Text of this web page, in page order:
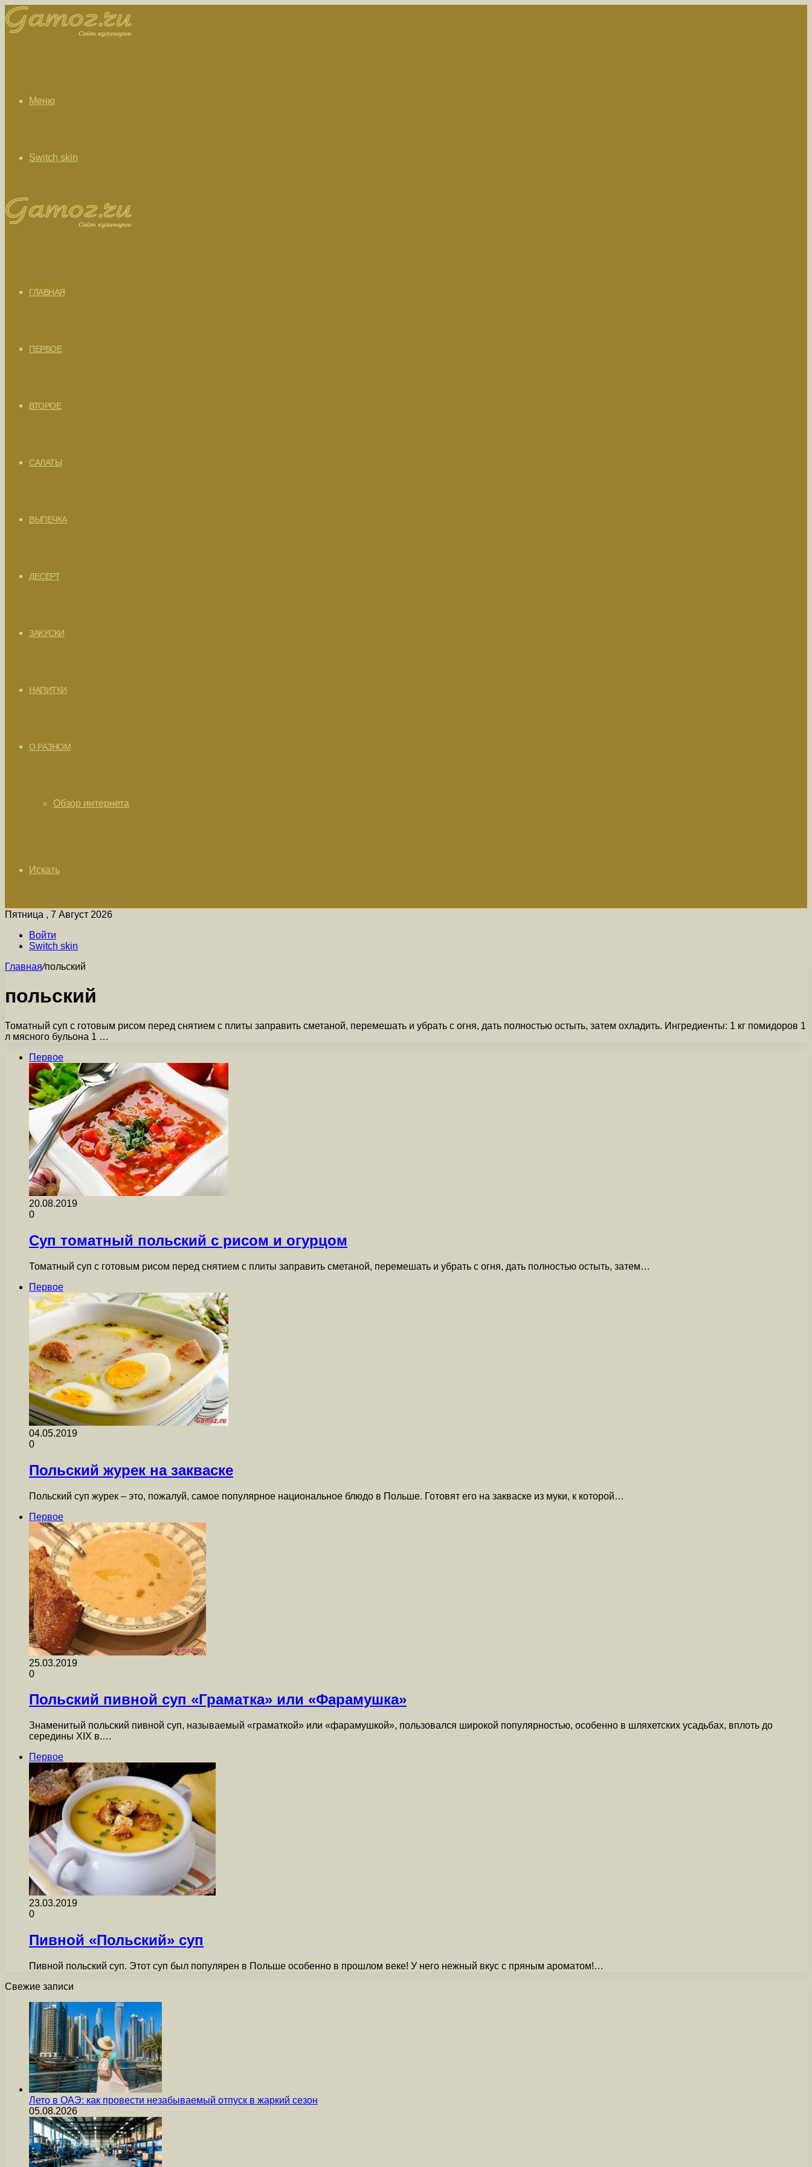
Меню
Switch skin
ГЛАВНАЯ
ПЕРВОЕ
ВТОРОЕ
САЛАТЫ
ВЫПЕЧКА
ДЕСЕРТ
ЗАКУСКИ
НАПИТКИ
О РАЗНОМ
Обзор интернета
Искать
Пятница , 7 Август 2026
Войти
Switch skin
Главная/польский
польский
Томатный суп с готовым рисом перед снятием с плиты заправить сметаной, перемешать и убрать с огня, дать полностью остыть, затем охладить. Ингредиенты: 1 кг помидоров 1
л мясного бульона 1 …
Первое
20.08.2019
0
Суп томатный польский с рисом и огурцом
Томатный суп с готовым рисом перед снятием с плиты заправить сметаной, перемешать и убрать с огня, дать полностью остыть, затем…
Первое
04.05.2019
0
Польский журек на закваске
Польский суп журек – это, пожалуй, самое популярное национальное блюдо в Польше. Готовят его на закваске из муки, к которой…
Первое
25.03.2019
0
Польский пивной суп «Граматка» или «Фарамушка»
Знаменитый польский пивной суп, называемый «граматкой» или «фарамушкой», пользовался широкой популярностью, особенно в шляхетских усадьбах, вплоть до
середины XIX в.…
Первое
23.03.2019
0
Пивной «Польский» суп
Пивной польский суп. Этот суп был популярен в Польше особенно в прошлом веке! У него нежный вкус с пряным ароматом!…
Свежие записи
Лето в ОАЭ: как провести незабываемый отпуск в жаркий сезон
05.08.2026